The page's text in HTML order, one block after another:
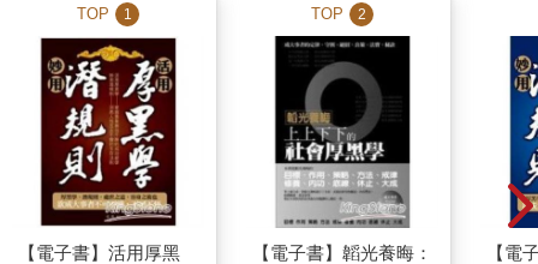
TOP 1
【電子書】活用厚黑
TOP 2
【電子書】韜光養晦：
【電